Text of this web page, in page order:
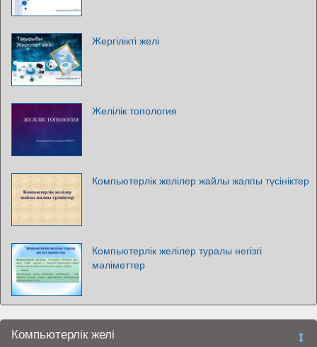
Жергілікті желі
Желілік топология
Компьютерлік желілер жайлы жалпы түсініктер
Компьютерлік желілер туралы негізгі
мәліметтер
Компьютерлік желі